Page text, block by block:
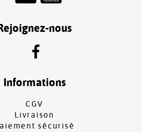
Rejoignez-nous
Informations
CGV
Livraison
sécurisé